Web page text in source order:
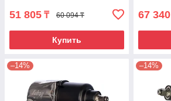
51 805 ₸ 60 094 ₸
Купить
67 340
–14% –14%